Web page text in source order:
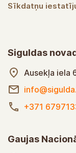
Sīkdatņu
Siguldas
Ausekļa iela
+371
Gaujas